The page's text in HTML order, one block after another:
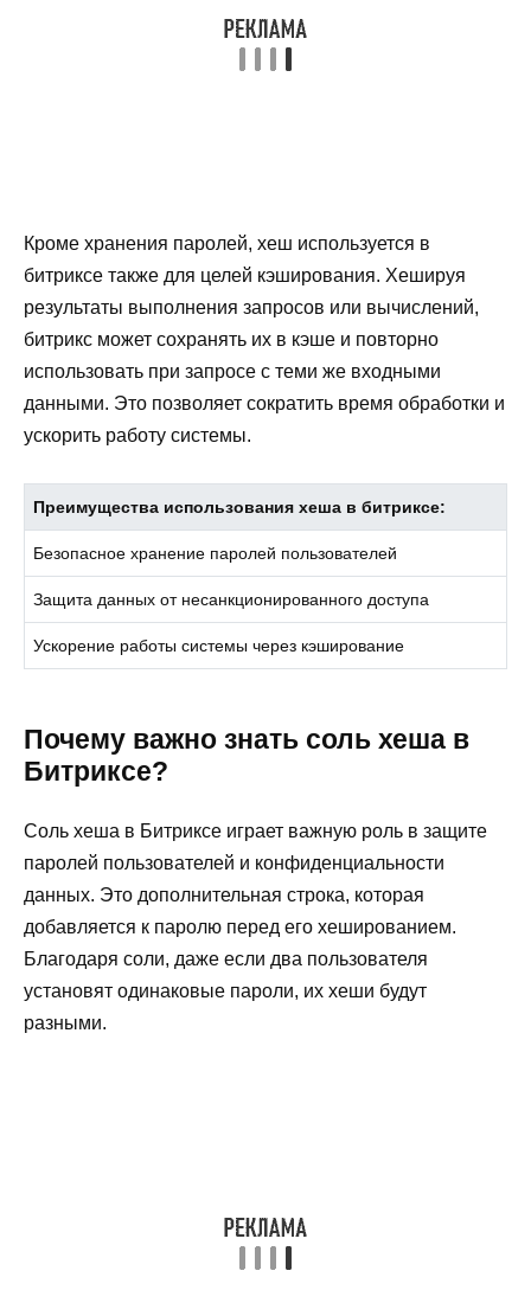
Кроме хранения паролей, хеш используется в
битриксе также для целей кэширования. Хешируя
результаты выполнения запросов или вычислений,
битрикс может сохранять их в кэше и повторно
использовать при запросе с теми же входными
данными. Это позволяет сократить время обработки и
ускорить работу системы.
Преимущества использования хеша в битриксе:
Безопасное хранение паролей пользователей
Защита данных от несанкционированного доступа
Ускорение работы системы через кэширование
Почему важно знать соль хеша в
Битриксе?
Соль хеша в Битриксе играет важную роль в защите
паролей пользователей и конфиденциальности
данных. Это дополнительная строка, которая
добавляется к паролю перед его хешированием.
Благодаря соли, даже если два пользователя
установят одинаковые пароли, их хеши будут
разными.